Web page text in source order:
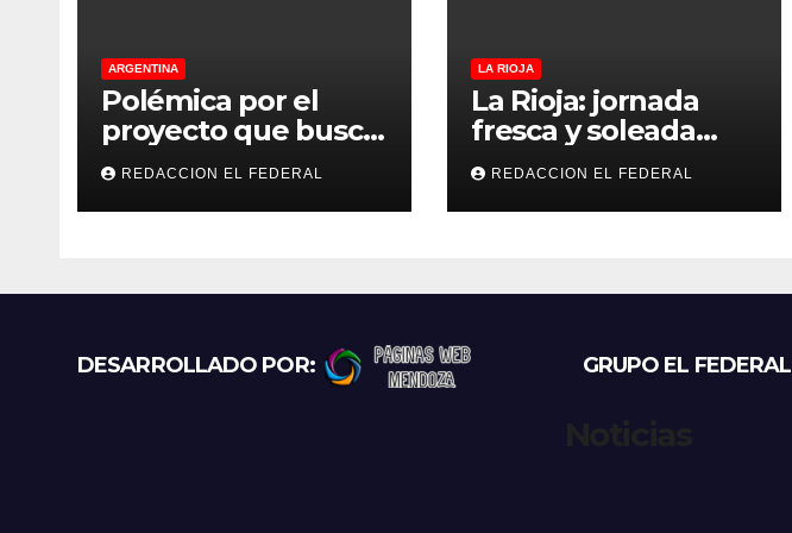
s
ARGENTINA
Polémica por el
proyecto que busca
regular criaderos y
refugios de perros y
gatos: denuncian
REDACCION EL FEDERAL
LA RIOJA
La Rioja: jornada
fresca y soleada
este jueves, con
temperaturas
estables para el
REDACCION EL FEDERAL
DESARROLLADO POR: GRUPO EL FEDERAL